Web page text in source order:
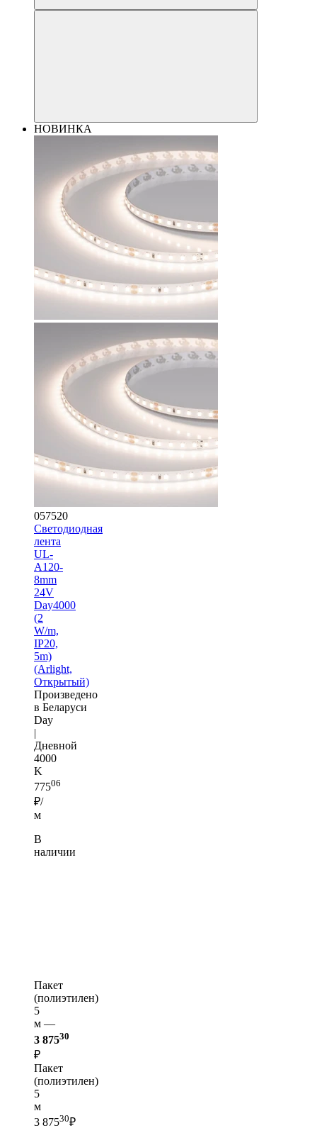
НОВИНКА
057520
Светодиодная
лента
UL-
A120-
8mm
24V
Day4000
(2
W/m,
IP20,
5m)
(Arlight,
Открытый)
Произведено
в Беларуси
Day
|
Дневной
4000
K
77506
₽/
м
В
наличии
Пакет
(полиэтилен)
5
м —
3 87530
₽
Пакет
(полиэтилен)
5
м
3 87530₽